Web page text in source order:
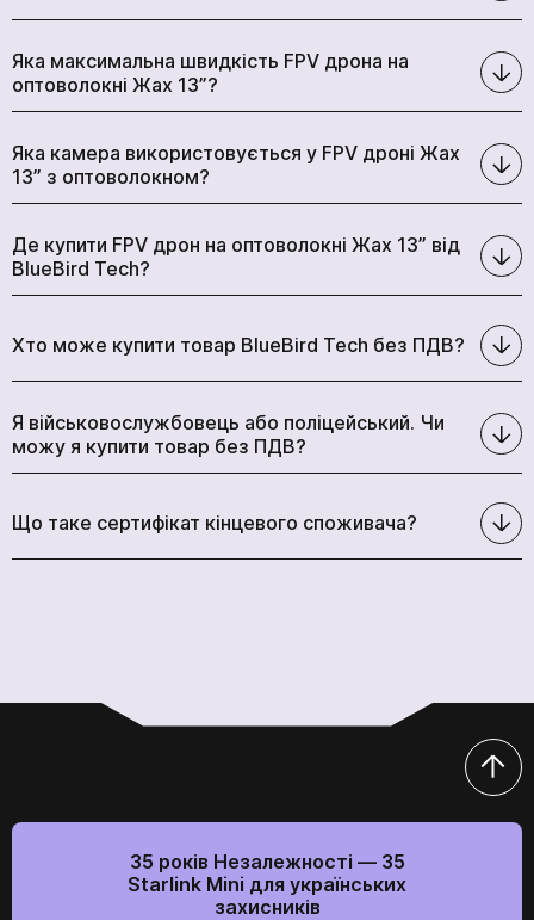
Яка максимальна швидкість FPV дрона на
оптоволокні Жах 13”?
Яка камера використовується у FPV дроні Жах
13” з оптоволокном?
Де купити FPV дрон на оптоволокні Жах 13” від
BlueBird Tech?
Хто може купити товар BlueBird Tech без ПДВ?
Я військовослужбовець або поліцейський. Чи
можу я купити товар без ПДВ?
Що таке сертифікат кінцевого споживача?
35 років Незалежності — 35
Starlink Mini для українських
захисників